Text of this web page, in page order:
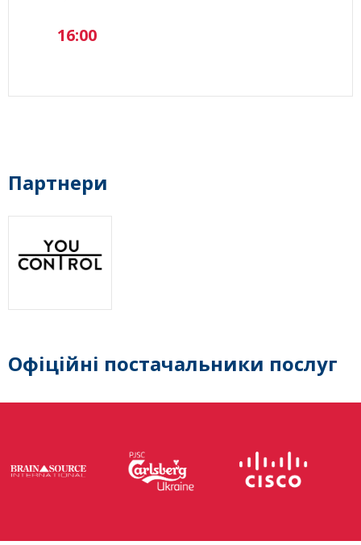
16:00
Партнери
Офіційні постачальники послуг